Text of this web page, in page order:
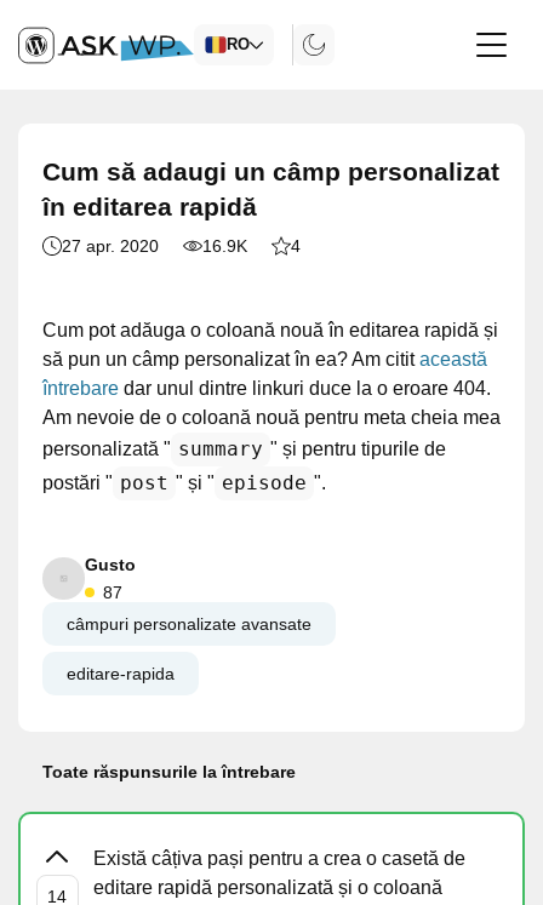
RO
Cum să adaugi un câmp personalizat
în editarea rapidă
27 apr. 2020 16.9K 4
Cum pot adăuga o coloană nouă în editarea rapidă și
să pun un câmp personalizat în ea? Am cititaceastă
întrebare dar unul dintre linkuri duce la o eroare 404.
Am nevoie de o coloană nouă pentru meta cheia mea
personalizată " summary " și pentru tipurile de
postări " post " și " episode ".
Gusto
87
câmpuri personalizate avansate
editare-rapida
Toate răspunsurile la întrebare
Există câțiva pași pentru a crea o casetă de
editare rapidă personalizată și o coloană